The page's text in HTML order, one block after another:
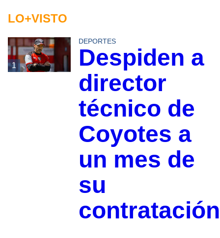
LO+VISTO
1
DEPORTES
Despiden a
director
técnico de
Coyotes a
un mes de
su
contratación